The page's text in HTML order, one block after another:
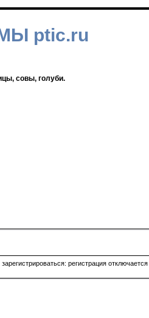
ptic.ru
совы, голуби.
регистрация